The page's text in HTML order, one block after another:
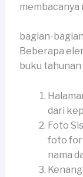
membacanya
bagian-
Beberapa
buku
dari
Foto
foto
nama